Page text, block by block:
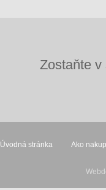
Zostaňte v
Úvodná stránka Ako